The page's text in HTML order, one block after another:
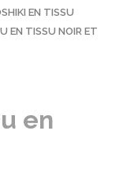
EN TISSU
EN TISSU NOIR ET
en